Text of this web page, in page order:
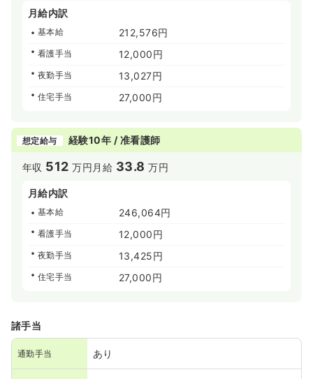
月給内訳
基本給 212,576円
看護手当 12,000円
夜勤手当 13,027円
住宅手当 27,000円
想定給与 経験10年 / 准看護師
年収 512 万円 月給 33.8 万円
月給内訳
基本給 246,064円
看護手当 12,000円
夜勤手当 13,425円
住宅手当 27,000円
諸手当
通勤手当 あり